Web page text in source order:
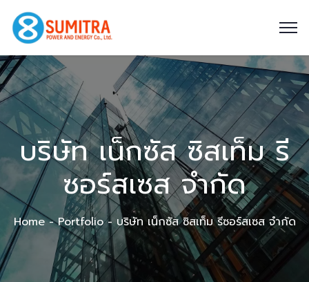
บริษัท เน็กซัส ซิสเท็ม รี
ซอร์สเซส จำกัด
Home Portfolio บริษัท เน็กซัส ซิสเท็ม รีซอร์สเซส จำกัด